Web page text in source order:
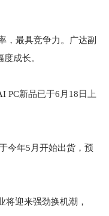
，最具竞争力。广达副
成长。
PC新品已于6月18日上
今年5月开始出货，预
将迎来强劲换机潮，